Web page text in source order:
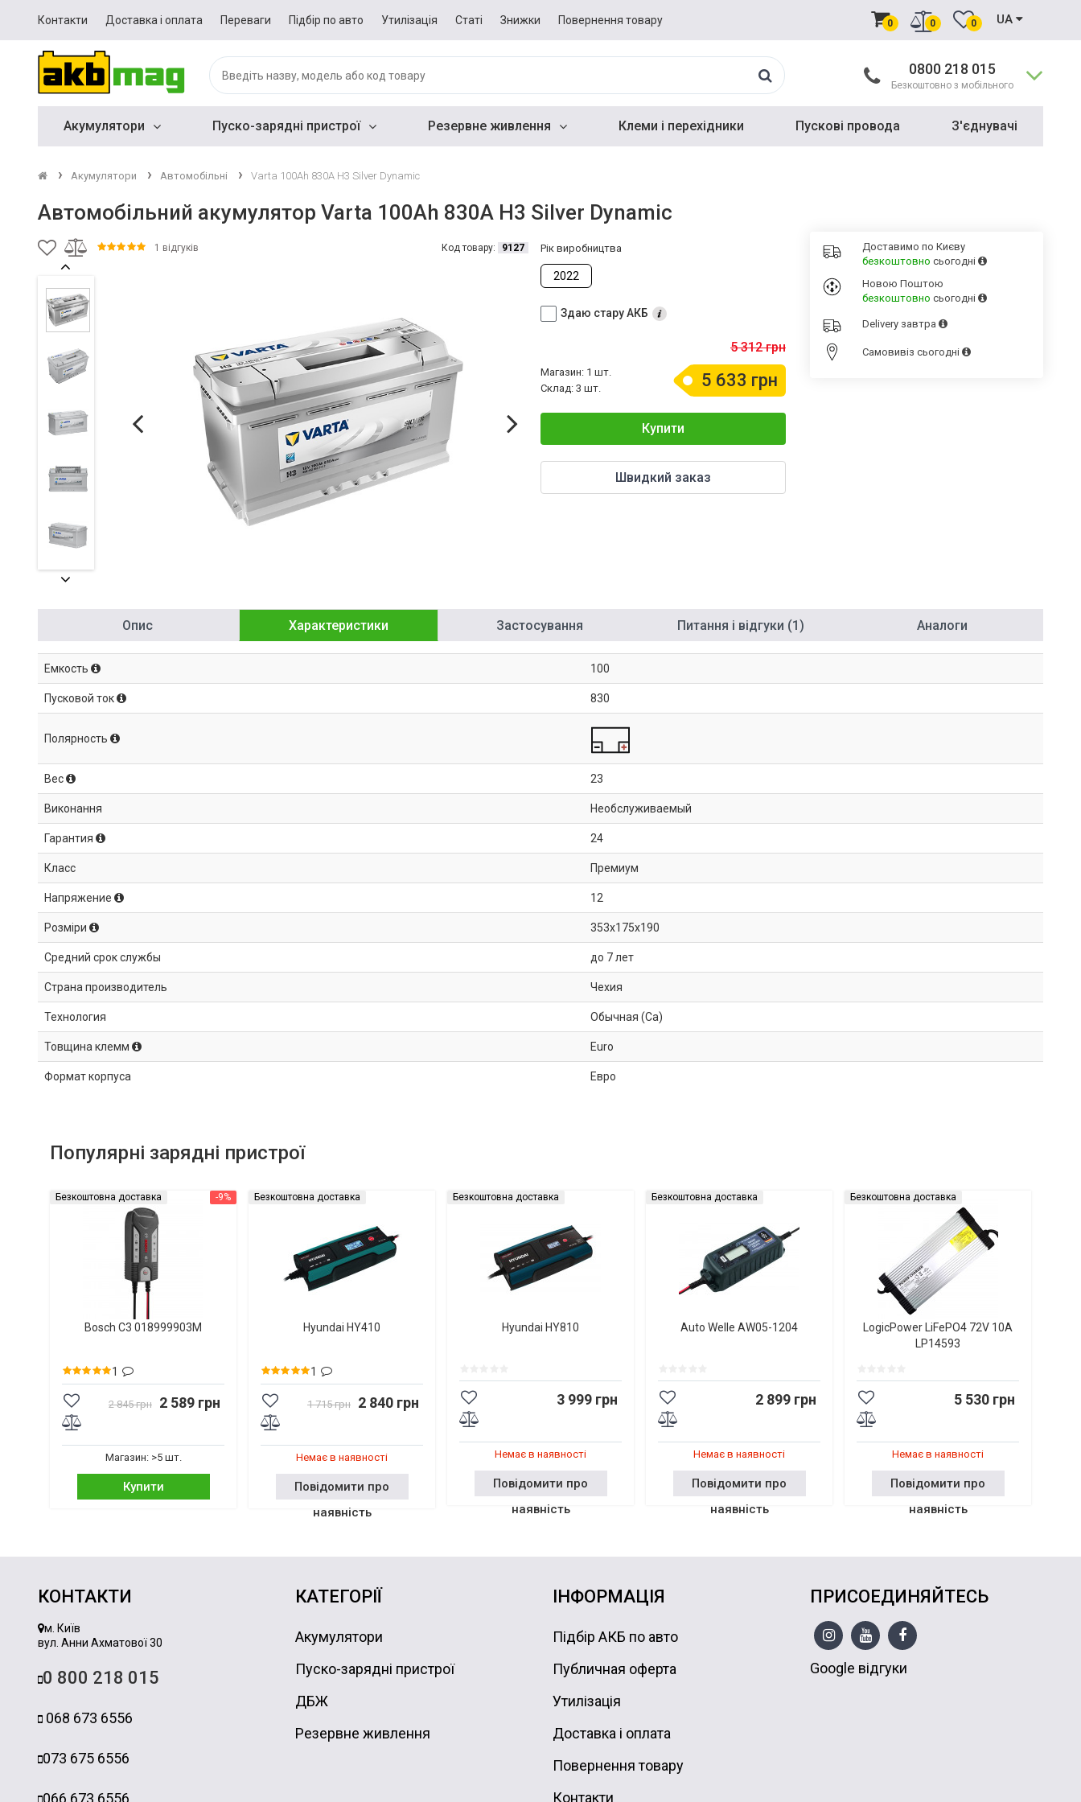
Контакти Доставка і оплата Переваги Підбір по авто Утилізація Статі Знижки Повернення товару 0 0 0 UA
0800 218 015
Безкоштовно з мобільного
Акумулятори Пуско-зарядні пристрої Резервне живлення Клеми і перехідники Пускові провода З'єднувачі
Акумулятори Автомобільні Varta 100Ah 830A H3 Silver Dynamic
Автомобільний акумулятор Varta 100Ah 830A H3 Silver Dynamic
1 відгуків Код товару: 9127 Рік виробництва
2022
Здаю стару АКБ
5 312 грн
5 633 грн
Магазин: 1 шт.
Склад: 3 шт.
Купити
Швидкий заказ
Доставимо по Києву
безкоштовно сьогодні
Новою Поштою
безкоштовно сьогодні
Delivery завтра
Cамовивіз сьогодні
Опис Характеристики Застосування Питання і відгуки (1) Аналоги
Емкость 100
Пусковой ток 830
Полярность
Вес 23
Виконання Необслуживаемый
Гарантия 24
Класс Премиум
Напряжение 12
Розміри 353x175x190
Средний срок службы до 7 лет
Страна производитель Чехия
Технология Обычная (Ca)
Товщина клемм Euro
Формат корпуса Евро
Популярні зарядні пристрої
-9%
Безкоштовна доставка
Bosch C3 018999903M
1
2 845 грн 2 589 грн
Магазин: >5 шт.
Купити
Безкоштовна доставка
Hyundai HY410
1
1 715 грн 2 840 грн
Немає в наявності
Повідомити про
наявність
Безкоштовна доставка
Hyundai HY810
3 999 грн
Немає в наявності
Повідомити про
наявність
Безкоштовна доставка
Auto Welle AW05-1204
2 899 грн
Немає в наявності
Повідомити про
наявність
Безкоштовна доставка
LogicPower LiFePO4 72V 10A
LP14593
5 530 грн
Немає в наявності
Повідомити про
наявність
КОНТАКТИ
м. Київ
вул. Анни Ахматової 30
0 800 218 015
068 673 6556
073 675 6556
КАТЕГОРІЇ
Акумулятори
Пуско-зарядні пристрої
ДБЖ
Резервне живлення
ІНФОРМАЦІЯ
Підбір АКБ по авто
Публичная оферта
Утилізація
Доставка і оплата
Повернення товару
Контакти
ПРИСОЕДИНЯЙТЕСЬ
Google відгуки